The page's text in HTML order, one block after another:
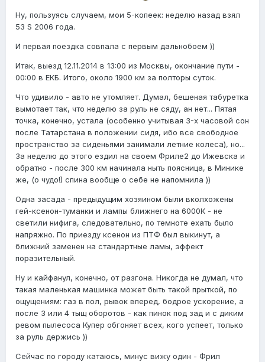
Ну, пользуясь случаем, мои 5-копеек: неделю назад взял
53 S 2006 года.
И первая поездка совпала с первым дальнобоем ))
Итак, выезд 12.11.2014 в 13:00 из Москвы, окончание пути -
00:00 в ЕКБ. Итого, около 1900 км за полторы суток.
Что удивило - авто не утомляет. Думал, бешеная табуретка
вымотает так, что неделю за руль не сяду, ан нет... Пятая
точка, конечно, устала (особенно учитывая 3-х часовой сон
после Татарстана в положении сидя, ибо все свободное
пространство за сиденьями занимали летние колеса), но...
За неделю до этого ездил на своем Фриле2 до Ижевска и
обратно - после 300 км начинала ныть поясница, в Минике
же, (о чудо!) спина вообще о себе не напомнила ))
Одна засада - предыдущим хозяином были вколхожены
гей-ксенон-туманки и лампы ближнего на 6000К - не
светили нифига, следовательно, по темноте ехать было
напряжно. По приезду ксенон из ПТФ был выкинут, а
ближний заменен на стандартные ламы, эффект
поразительный.
Ну и кайфанул, конечно, от разгона. Никогда не думал, что
такая маленькая машинка может быть такой прыткой, по
ощущениям: газ в пол, рывок вперед, бодрое ускорение, а
после 3 или 4 тыщ оборотов - как пинок под зад и с диким
ревом пылесоса Купер обгоняет всех, кого успеет, только
за руль держись ))
Сейчас по городу катаюсь, минус вижу один - Фрил